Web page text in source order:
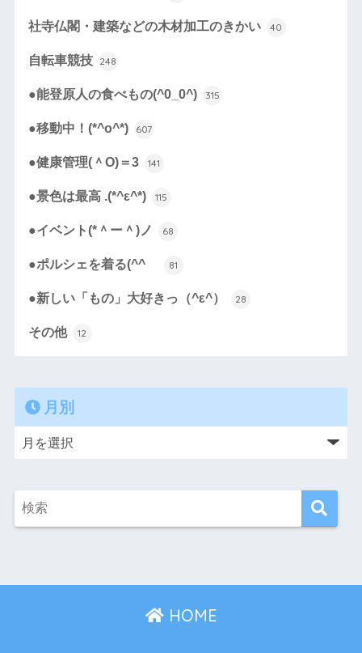
社寺仏閣・建築などの木材加工のきかい 40
自転車競技 248
●能登原人の食べもの(^0_0^) 315
●移動中！(*^o^*) 607
●健康管理(＾O)＝3 141
●景色は最高 .(*^ε^*) 115
●イベント(*＾ー＾)ノ 68
●ポルシェを着る(^^ゞ 81
●新しい「もの」大好きっ（^ε^） 28
その他 12
月別
HOME